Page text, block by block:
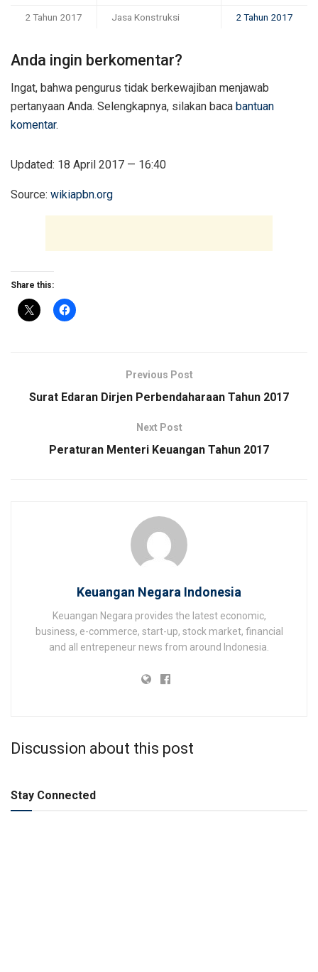
2 Tahun 2017 Jasa Konstruksi 2 Tahun 2017
Anda ingin berkomentar?
Ingat, bahwa pengurus tidak berkewajiban menjawab
pertanyaan Anda. Selengkapnya, silakan baca bantuan
komentar.
Updated: 18 April 2017 — 16:40
Source: wikiapbn.org
Share this:
Previous Post
Surat Edaran Dirjen Perbendaharaan Tahun 2017
Next Post
Peraturan Menteri Keuangan Tahun 2017
Keuangan Negara Indonesia
Keuangan Negara provides the latest economic,
business, e-commerce, start-up, stock market, financial
and all entrepeneur news from around Indonesia.
Discussion about this post
Stay Connected